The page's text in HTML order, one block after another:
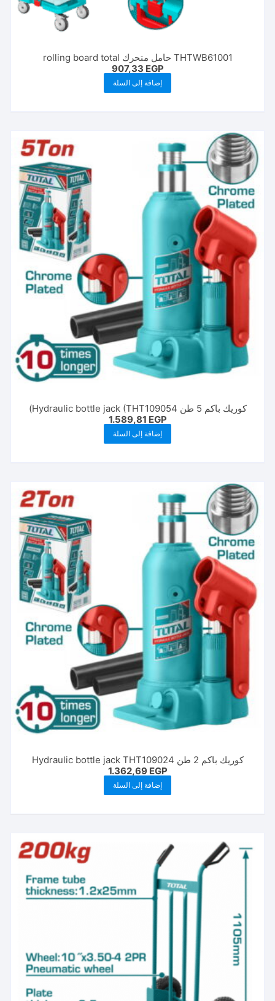
THTWB61001 حامل متحرك rolling board total
907,33 EGP
إضافة إلى السلة
كوريك باكم 5 طن Hydraulic bottle jack (ΤΗΤ109054)
1.589,81 EGP
إضافة إلى السلة
كوريك باكم 2 طن Hydraulic bottle jack ΤΗΤ109024
1.362,69 EGP
إضافة إلى السلة